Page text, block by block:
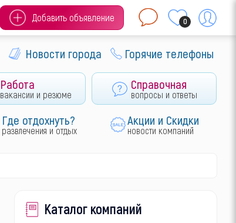
Добавить объявление 0
Новости города Горячие телефоны
Работа
вакансии и резюме
Справочная
вопросы и ответы
Где отдохнуть?
развлечения и отдых
Акции и Скидки
новости компаний
Каталог компаний